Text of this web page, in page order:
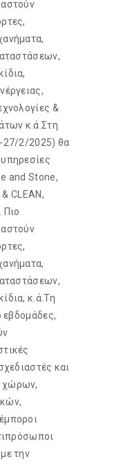
&
κ.ά.Στη
27/2/2025) θα
and Stone,
CLEAN,
Πιο
κ.ά.Τη
εβδομάδες,
και
χώρων,
την